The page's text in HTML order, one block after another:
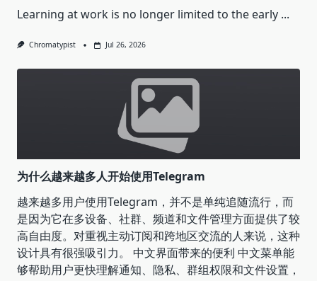
Learning at work is no longer limited to the early ...
Chromatypist Jul 26, 2026
为什么越来越多人开始使用Telegram
越来越多用户使用Telegram，并不是单纯追随流行，而
是因为它在多设备、社群、频道和文件管理方面提供了较
高自由度。对重视主动订阅和跨地区交流的人来说，这种
设计具有很强吸引力。 中文界面带来的便利 中文菜单能
够帮助用户更快理解通知、隐私、群组权限和文件设置，